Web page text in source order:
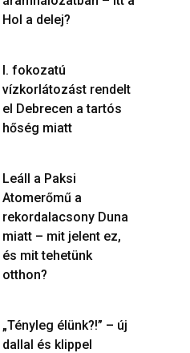
Hol a delej?
I. fokozatú
vízkorlátozást rendelt
el Debrecen a tartós
hőség miatt
Leáll a Paksi
Atomerőmű a
rekordalacsony Duna
miatt – mit jelent ez,
és mit tehetünk
otthon?
„Tényleg élünk?!” – új
dallal és klippel